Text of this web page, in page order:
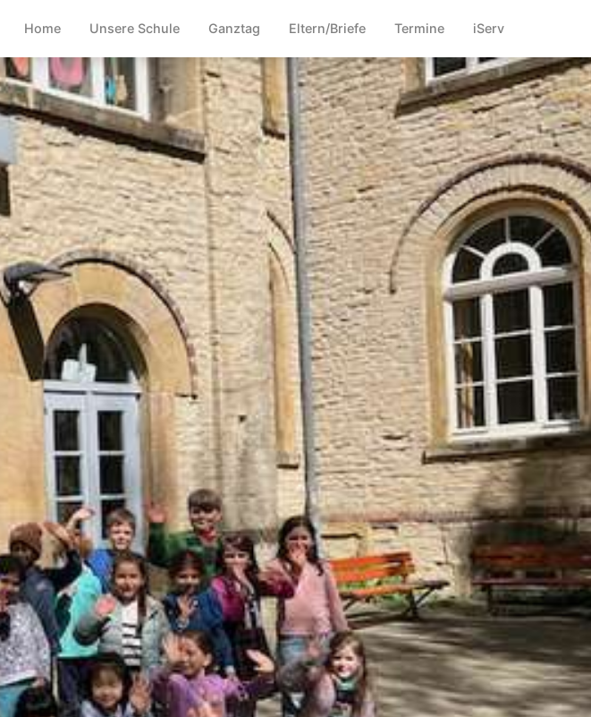
Home Unsere Schule Ganztag Eltern/Briefe Termine iServ